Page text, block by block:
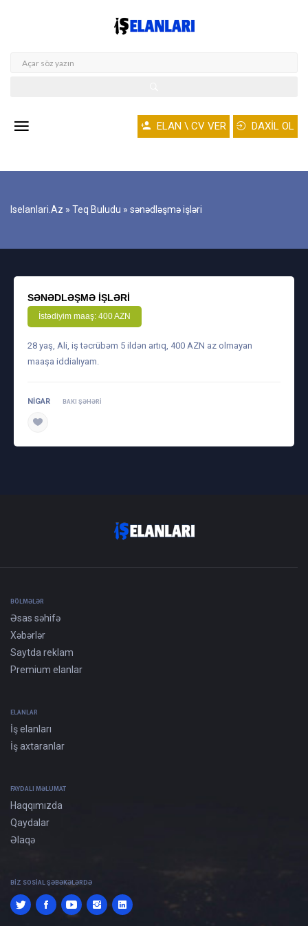
ELAN \ CV VER DAXİL OL
Iselanlari.az » Teq Buludu » sənədləşmə işləri
SƏNƏDLƏŞMƏ IŞLƏRI
İstədiyim maaş: 400 AZN
28 yaş, Ali, iş təcrübəm 5 ildən artıq, 400 AZN az olmayan
maaşa iddialıyam.
NİGAR BAKI ŞƏHƏRI
BÖLMƏLƏR
Əsas səhifə
Xəbərlər
Saytda reklam
Premium elanlar
ELANLAR
İş elanları
İş axtaranlar
FAYDALI MƏLUMAT
Haqqımızda
Qaydalar
Əlaqə
BIZ SOSIAL ŞƏBƏKƏLƏRDƏ